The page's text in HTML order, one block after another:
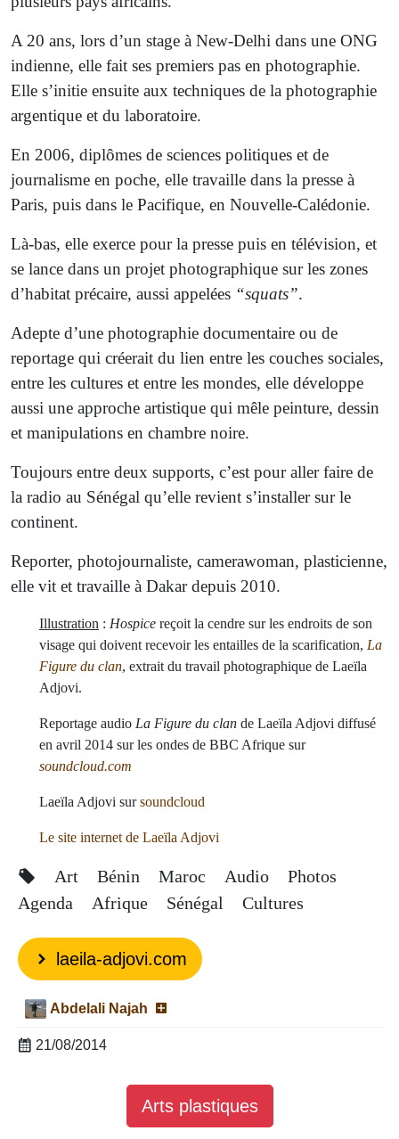
A 20 ans, lors d’un stage à New-Delhi dans une ONG
indienne, elle fait ses premiers pas en photographie.
Elle s’initie ensuite aux techniques de la photographie
argentique et du laboratoire.
En 2006, diplômes de sciences politiques et de
journalisme en poche, elle travaille dans la presse à
Paris, puis dans le Pacifique, en Nouvelle-Calédonie.
Là-bas, elle exerce pour la presse puis en télévision, et
se lance dans un projet photographique sur les zones
d’habitat précaire, aussi appelées “squats”.
Adepte d’une photographie documentaire ou de
reportage qui créerait du lien entre les couches sociales,
entre les cultures et entre les mondes, elle développe
aussi une approche artistique qui mêle peinture, dessin
et manipulations en chambre noire.
Toujours entre deux supports, c’est pour aller faire de
la radio au Sénégal qu’elle revient s’installer sur le
continent.
Reporter, photojournaliste, camerawoman, plasticienne,
elle vit et travaille à Dakar depuis 2010.
Illustration : Hospice reçoit la cendre sur les endroits de son
visage qui doivent recevoir les entailles de la scarification, La
Figure du clan, extrait du travail photographique de Laeïla
Adjovi.
Reportage audio La Figure du clan de Laeïla Adjovi diffusé
en avril 2014 sur les ondes de BBC Afrique sur
soundcloud.com
Laeïla Adjovi sursoundcloud
Le site internet de Laeïla Adjovi
Art Bénin Maroc Audio
Photos
Agenda
Afrique Sénégal Cultures
laeila-adjovi.com
Abdelali Najah
21/08/2014
Arts plastiques